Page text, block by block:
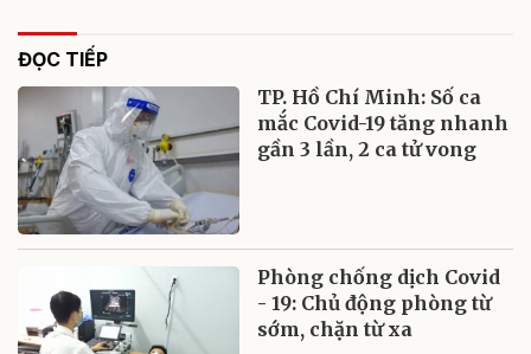
ĐỌC TIẾP
TP. Hồ Chí Minh: Số ca
mắc Covid-19 tăng nhanh
gần 3 lần, 2 ca tử vong
Phòng chống dịch Covid
- 19: Chủ động phòng từ
sớm, chặn từ xa